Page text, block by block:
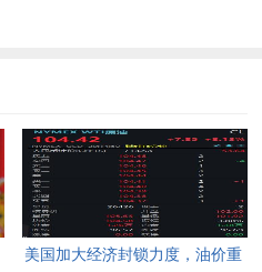
美国加大经济封锁力度，油价重